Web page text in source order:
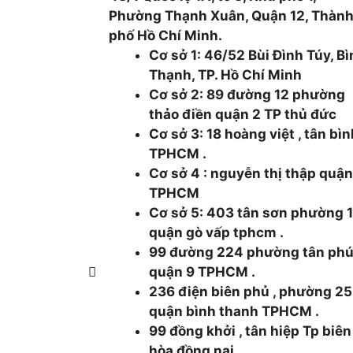
Phường Thạnh Xuân, Quận 12, Thành
phố Hồ Chí Minh.
Cơ sở 1: 46/52 Bùi Đình Túy,
Thạnh, TP. Hồ Chí Minh
Cơ sở 2: 89 đường 12 phường
thảo điền quận 2 TP thủ đức
Cơ sở 3: 18 hoàng việt , tân
TPHCM .
Cơ sở 4 : nguyễn thị thập
TPHCM
Cơ sở 5: 403 tân sơn phường
quận gò vấp tphcm .
99 đường 224 phường tân phú
quận 9 TPHCM .
236 điện biên phủ , phường 25
quận bình thanh TPHCM .
99 đồng khởi , tân hiệp Tp biên